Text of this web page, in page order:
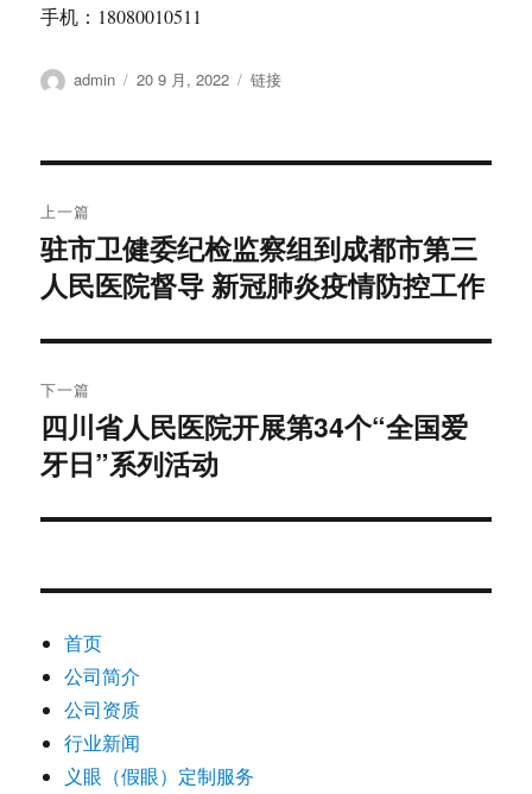
手机：18080010511
作
admin
发
20 9 月, 2022
格
链接
章
导
航
上一篇
上
篇
章：
驻市卫健委纪检监察组到成都市第三
人民医院督导 新冠肺炎疫情防控工作
下一篇
下
篇
章：
四川省人民医院开展第34个“全国爱
牙日”系列活动
首页
公司简介
公司资质
行业新闻
义眼（假眼）定制服务